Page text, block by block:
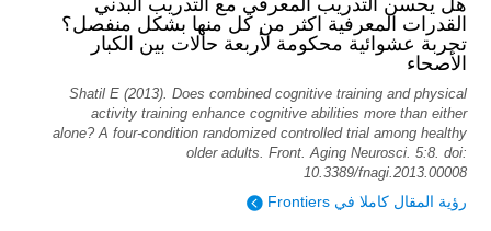
القدرات المعرفية اكثر من كل منها بشكل منفصل؟
تجربة عشوائية محكومة لأربعة حالات بين الكبار
الأصحاء
Shatil E (2013). Does combined cognitive training and physical
activity training enhance cognitive abilities more than either
alone? A four-condition randomized controlled trial among healthy
older adults. Front. Aging Neurosci. 5:8. doi:
10.3389/fnagi.2013.00008
رؤية المقال كاملا في Frontiers